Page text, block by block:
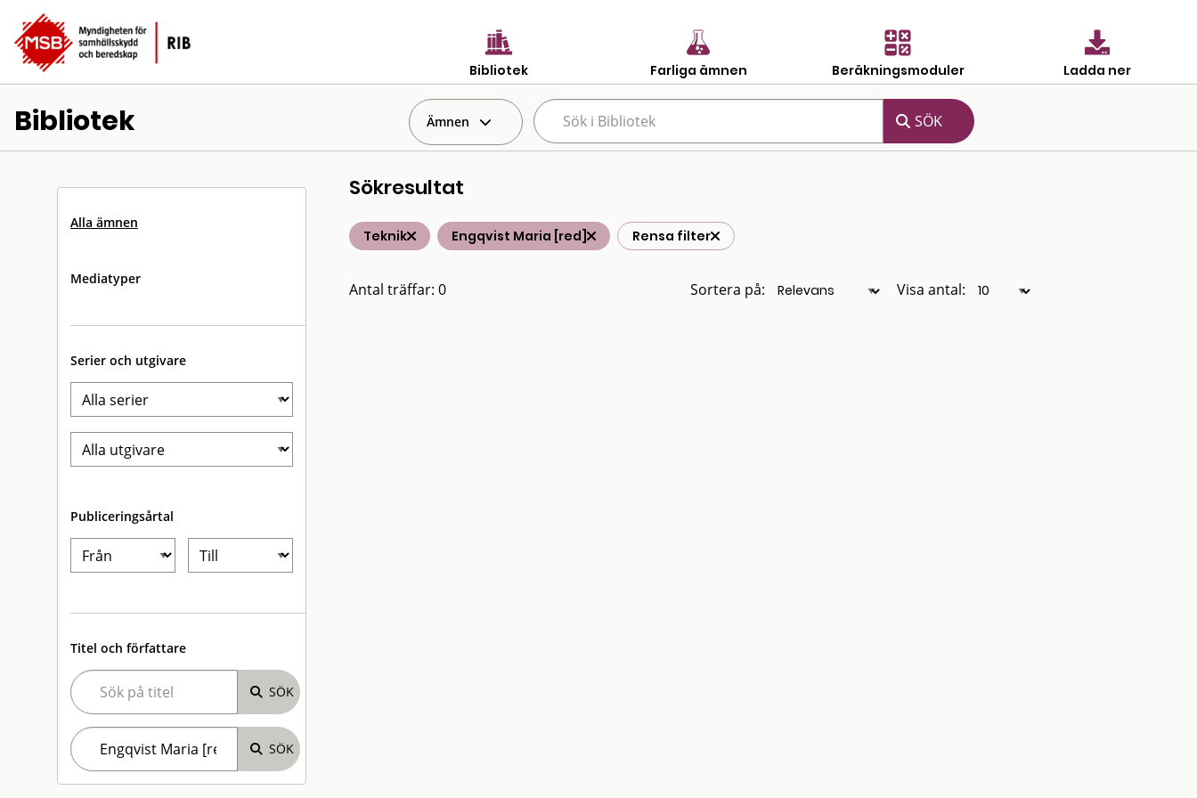
Bibliotek Farliga ämnen Beräkningsmoduler Ladda ner
Bibliotek Ämnen
Alla ämnen
Mediatyper
Serier och utgivare
Publiceringsårtal
Titel och författare
Sökresultat
Teknik Engqvist Maria [red] Rensa filter
Antal träffar: 0 Sortera på: Visa antal: